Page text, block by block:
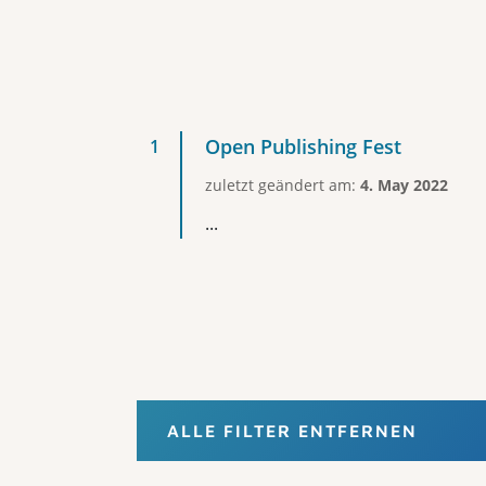
Open Publishing Fest
zuletzt geändert am: 4. May 2022
...
ALLE FILTER ENTFERNEN